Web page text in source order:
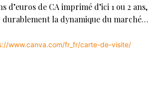
de CA imprimé d’ici 1 ou 2
la dynamique du marché…
www.canva.com/fr_fr/carte-de-visite/